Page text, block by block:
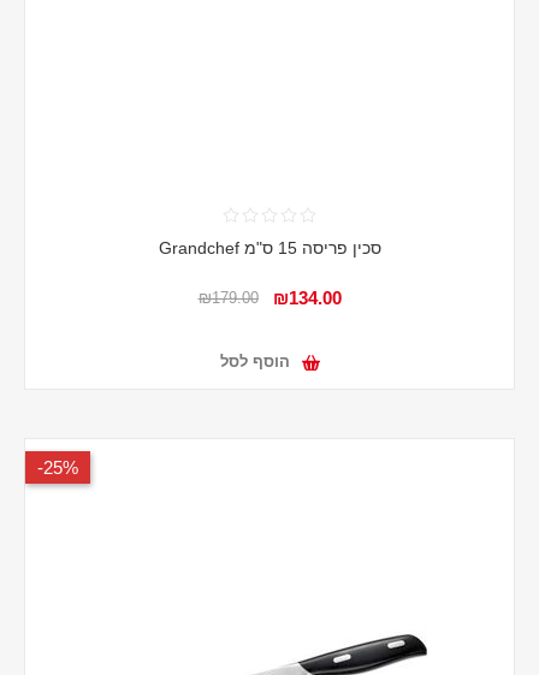
סכין פריסה 15 ס"מ Grandchef
₪134.00
₪179.00
הוסף לסל
25%-